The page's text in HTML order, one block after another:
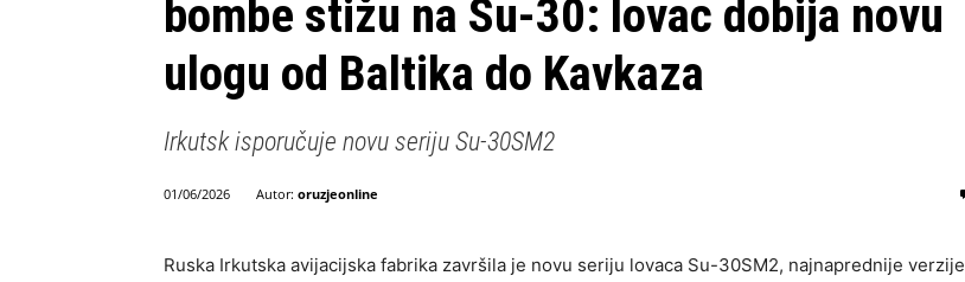
bombe stižu na Su-30: lovac dobija novu
ulogu od Baltika do Kavkaza
Irkutsk isporučuje novu seriju Su-30SM2
01/06/2026 Autor: oruzjeonline
Ruska Irkutska avijacijska fabrika završila je novu seriju lovaca Su-30SM2, najnaprednije verzije